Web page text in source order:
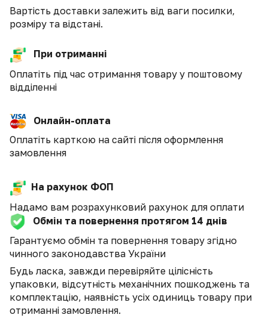
Вартість доставки залежить від ваги посилки,
розміру та відстані.
При отриманні
Оплатіть під час отримання товару у поштовому
відділенні
Онлайн-оплата
Оплатіть карткою на сайті після оформлення
замовлення
На рахунок ФОП
Надамо вам розрахунковий рахунок для оплати
Обмін та повернення протягом 14 днів
Гарантуємо обмін та повернення товару згідно
чинного законодавства України
Будь ласка, завжди перевіряйте цілісність
упаковки, відсутність механічних пошкоджень та
комплектацію, наявність усіх одиниць товару при
отриманні замовлення.